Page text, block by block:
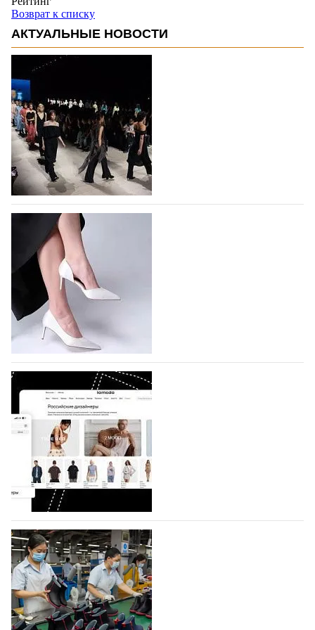
Возврат к списку
АКТУАЛЬНЫЕ НОВОСТИ
На участие в Московской неделе моды
подано 1047 заявок
На участие в седьмой Московской неделе моды,
которая пройдет в российской столице с 26 сентября
по 1 октября, уже подано 1047 заявок. Примерно
половину из них (494) прислали дизайнеры,
коллекции которых не были представлены в…
07.08.2026 483
BALLINA представит свои новинки на Euro
Shoes
Компания BALLINA Guangzhou Lihuang Footwear
Co., Ltd., основанная в 2011 году и расположенная в
Гуанчжоу, столице моды Китая, является
профессиональной обувной компанией,
объединяющей разработку, производство и…
07.08.2026 338
На платформе Lamoda - новый раздел и
условия продвижения локальных
дизайнерских марок
Российский маркетплейс Lamoda решил обновить